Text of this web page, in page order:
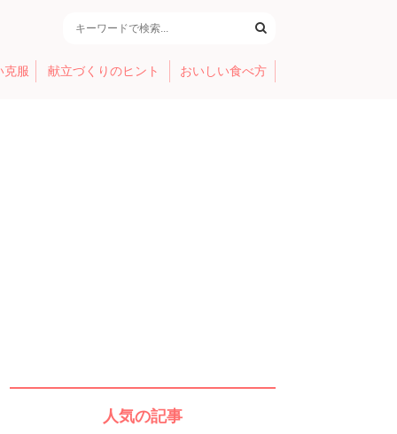
克服 献立づくりのヒント おいしい食べ方
人気の記事